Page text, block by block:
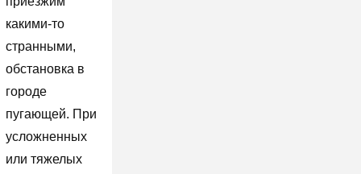
какими-то
странными,
обстановка в
городе
пугающей. При
усложненных
или тяжелых